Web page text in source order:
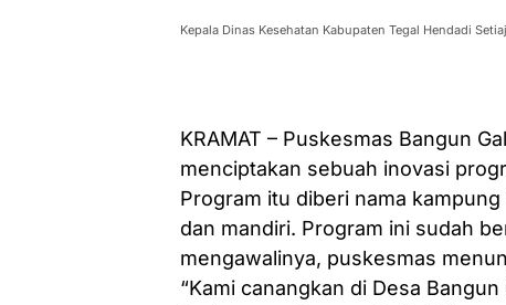
Kepala Dinas Kesehatan Kabupaten Tegal Hendadi
KRAMAT – Puskesmas Bangun
menciptakan sebuah inovasi
Program itu diberi nama
dan mandiri. Program ini sudah
mengawalinya, puskesmas
“Kami canangkan di Desa